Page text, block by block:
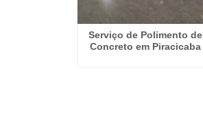
Serviço de Polimento de
Concreto em Piracicaba